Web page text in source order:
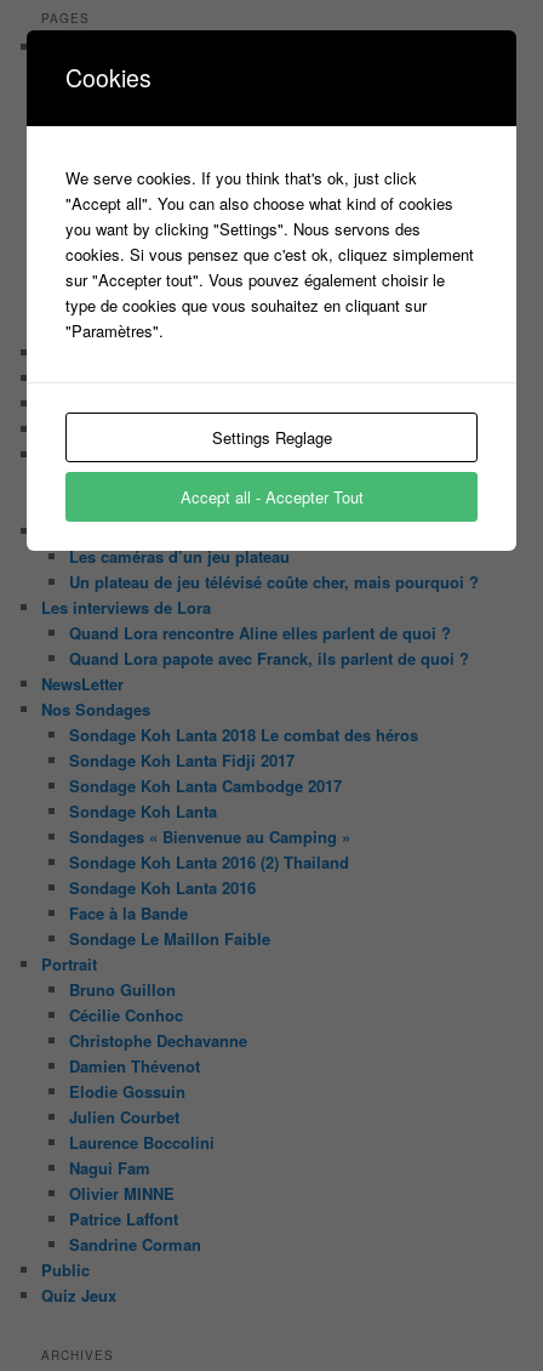
PAGES
C’est quoi un casteur ?
Harry
Slam
C’est quoi un casting ?
Tous les castings
Les 12 coups de midi
Les Z’Amours
N’oubliez Pas Les Paroles
Tout le monde veut prendre sa place
Contact
Le trombinoscope des Joueurs
Géraldine multirécidiviste des émissions TV
Serge le candidat qui a peur du noir.
Les caméras d’un jeu plateau
Un plateau de jeu télévisé coûte cher, mais pourquoi ?
Les interviews de Lora
Quand Lora rencontre Aline elles parlent de quoi ?
Quand Lora papote avec Franck, ils parlent de quoi ?
NewsLetter
Nos Sondages
Sondage Koh Lanta 2018 Le combat des héros
Sondage Koh Lanta Fidji 2017
Sondage Koh Lanta Cambodge 2017
Sondage Koh Lanta
Sondages « Bienvenue au Camping »
Sondage Koh Lanta 2016 (2) Thailand
Sondage Koh Lanta 2016
Face à la Bande
Sondage Le Maillon Faible
Portrait
Bruno Guillon
Cécilie Conhoc
Christophe Dechavanne
Damien Thévenot
Elodie Gossuin
Julien Courbet
Laurence Boccolini
Nagui Fam
Olivier MINNE
Patrice Laffont
Sandrine Corman
Public
Quiz Jeux
ARCHIVES
Cookies
We serve cookies. If you think that's ok, just click
"Accept all". You can also choose what kind of cookies
you want by clicking "Settings". Nous servons des
cookies. Si vous pensez que c'est ok, cliquez simplement
sur "Accepter tout". Vous pouvez également choisir le
type de cookies que vous souhaitez en cliquant sur
"Paramètres".
Settings Reglage
Accept all - Accepter Tout